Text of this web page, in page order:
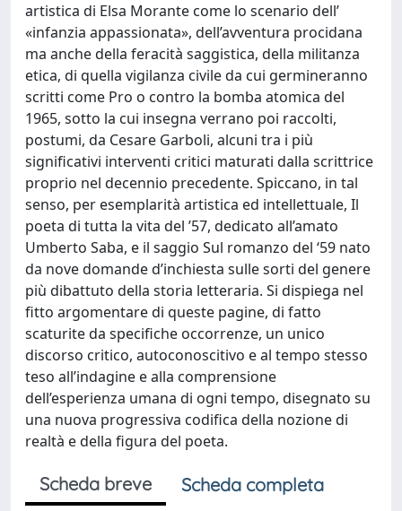
artistica di Elsa Morante come lo scenario dell’
«infanzia appassionata», dell’avventura procidana
ma anche della feracità saggistica, della militanza
etica, di quella vigilanza civile da cui germineranno
scritti come Pro o contro la bomba atomica del
1965, sotto la cui insegna verrano poi raccolti,
postumi, da Cesare Garboli, alcuni tra i più
significativi interventi critici maturati dalla scrittrice
proprio nel decennio precedente. Spiccano, in tal
senso, per esemplarità artistica ed intellettuale, Il
poeta di tutta la vita del ’57, dedicato all’amato
Umberto Saba, e il saggio Sul romanzo del ‘59 nato
da nove domande d’inchiesta sulle sorti del genere
più dibattuto della storia letteraria. Si dispiega nel
fitto argomentare di queste pagine, di fatto
scaturite da specifiche occorrenze, un unico
discorso critico, autoconoscitivo e al tempo stesso
teso all’indagine e alla comprensione
dell’esperienza umana di ogni tempo, disegnato su
una nuova progressiva codifica della nozione di
realtà e della figura del poeta.
Scheda breve
Scheda completa